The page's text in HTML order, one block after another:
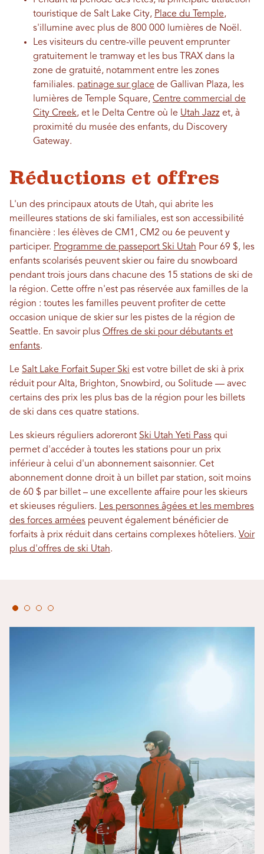
touristique de Salt Lake City, Place du Temple,
s'illumine avec plus de 800 000 lumières de Noël.
Les visiteurs du centre-ville peuvent emprunter
gratuitement le tramway et les bus TRAX dans la
zone de gratuité, notamment entre les zones
familiales. patinage sur glace de Gallivan Plaza, les
lumières de Temple Square, Centre commercial de
City Creek, et le Delta Centre où le Utah Jazz et, à
proximité du musée des enfants, du Discovery
Gateway.
Réductions et offres
L'un des principaux atouts de Utah, qui abrite les
meilleures stations de ski familiales, est son accessibilité
financière : les élèves de CM1, CM2 ou 6e peuvent y
participer. Programme de passeport Ski Utah Pour 69 $, les
enfants scolarisés peuvent skier ou faire du snowboard
pendant trois jours dans chacune des 15 stations de ski de
la région. Cette offre n'est pas réservée aux familles de la
région : toutes les familles peuvent profiter de cette
occasion unique de skier sur les pistes de la région de
Seattle. En savoir plus Offres de ski pour débutants et
enfants.
Le Salt Lake Forfait Super Ski est votre billet de ski à prix
réduit pour Alta, Brighton, Snowbird, ou Solitude — avec
certains des prix les plus bas de la région pour les billets
de ski dans ces quatre stations.
Les skieurs réguliers adoreront Ski Utah Yeti Pass qui
permet d'accéder à toutes les stations pour un prix
inférieur à celui d'un abonnement saisonnier. Cet
abonnement donne droit à un billet par station, soit moins
de 60 $ par billet – une excellente affaire pour les skieurs
et skieuses réguliers. Les personnes âgées et les membres
des forces armées peuvent également bénéficier de
forfaits à prix réduit dans certains complexes hôteliers. Voir
plus d'offres de ski Utah.